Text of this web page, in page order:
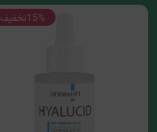
15%تخفیف